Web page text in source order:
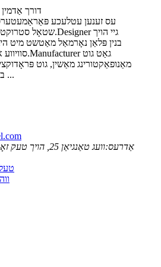
דורך אַדמין אויף
עס זענען עטלעכע פּאַראַמעטערס
בנין פּלאַן נאָרמאַל מאַטשט מיט
מאַנופאַקטורינג מאַשין, גוט
באָקע פּראָדוקט ...
אַדרעס:
וועג טאַנגיאַן